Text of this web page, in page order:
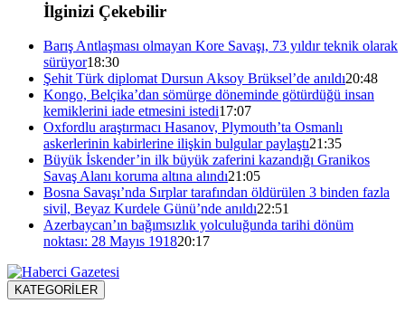
İlginizi Çekebilir
Barış Antlaşması olmayan Kore Savaşı, 73 yıldır teknik olarak
sürüyor18:30
Şehit Türk diplomat Dursun Aksoy Brüksel’de anıldı20:48
Kongo, Belçika’dan sömürge döneminde götürdüğü insan
kemiklerini iade etmesini istedi17:07
Oxfordlu araştırmacı Hasanov, Plymouth’ta Osmanlı
askerlerinin kabirlerine ilişkin bulgular paylaştı21:35
Büyük İskender’in ilk büyük zaferini kazandığı Granikos
Savaş Alanı koruma altına alındı21:05
Bosna Savaşı’nda Sırplar tarafından öldürülen 3 binden fazla
sivil, Beyaz Kurdele Günü’nde anıldı22:51
Azerbaycan’ın bağımsızlık yolculuğunda tarihi dönüm
noktası: 28 Mayıs 191820:17
KATEGORİLER